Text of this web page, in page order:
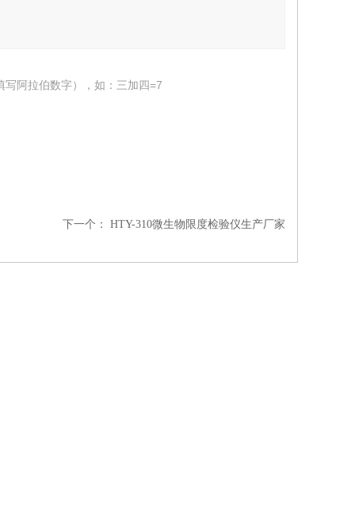
写阿拉伯数字），如：三加四=7
下一个： HTY-310微生物限度检验仪生产厂家